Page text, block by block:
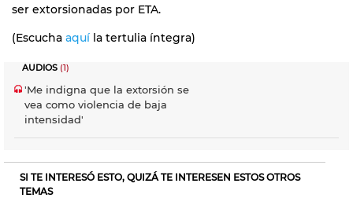
ser extorsionadas por ETA.
(Escucha aquíla tertulia íntegra)
AUDIOS (1)
'Me indigna que la extorsión se
vea como violencia de baja
intensidad'
SI TE INTERESÓ ESTO, QUIZÁ TE INTERESEN ESTOS OTROS
TEMAS